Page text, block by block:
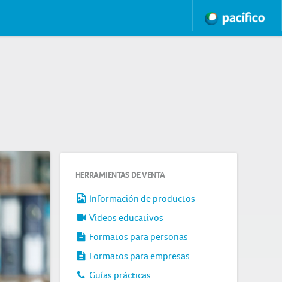
HERRAMIENTAS DE VENTA
Información de productos
Videos educativos
Formatos para personas
Formatos para empresas
Guías prácticas